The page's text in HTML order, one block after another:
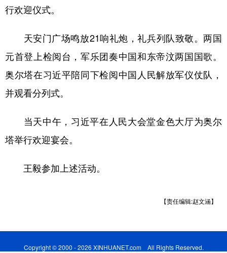
行欢迎仪式。
天安门广场鸣放21响礼炮，礼兵列队致敬。两国
元首登上检阅台，军乐团奏中国和东帝汶两国国歌。
奥尔塔在习近平陪同下检阅中国人民解放军仪仗队，
并观看分列式。
当天中午，习近平在人民大会堂金色大厅为奥尔
塔举行欢迎宴会。
王毅参加上述活动。
【责任编辑:赵文涵】
Copyright © 2000 - 2026 XINHUANET.com All Rights Reserved.